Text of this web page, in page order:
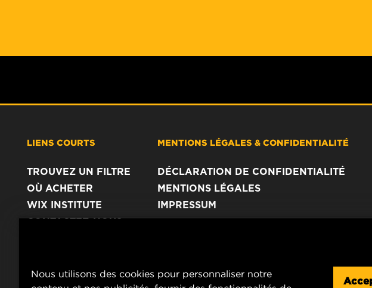
LIENS COURTS
TROUVEZ UN FILTRE
OÙ ACHETER
WIX INSTITUTE
CONTACTEZ-NOUS
MENTIONS LÉGALES & CONFIDENTIALITÉ
DÉCLARATION DE CONFIDENTIALITÉ
MENTIONS LÉGALES
IMPRESSUM
Nous utilisons des cookies pour personnaliser notre